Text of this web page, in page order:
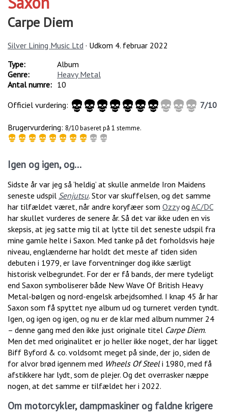
Carpe Diem
Silver Lining Music Ltd · Udkom 4. februar 2022
Type:
Album
Genre:
Heavy Metal
Antal numre: 10
Officiel vurdering:
7/10
Brugervurdering: 8/10 baseret på 1 stemme.
Igen og igen, og...
Sidste år var jeg så ’heldig’ at skulle anmelde Iron Maidens
seneste udspil Senjutsu. Stor var skuffelsen, og det samme
har tilfældet været, når andre koryfæer som Ozzyog AC/DC
har skullet vurderes de senere år. Så det var ikke uden en vis
skepsis, at jeg satte mig til at lytte til det seneste udspil fra
mine gamle helte i Saxon. Med tanke på det forholdsvis høje
niveau, englænderne har holdt det meste af tiden siden
debuten i 1979, er lave forventninger dog ikke særligt
historisk velbegrundet. For der er få bands, der mere tydeligt
end Saxon symboliserer både New Wave Of British Heavy
Metal-bølgen og nord-engelsk arbejdsomhed. I knap 45 år har
Saxon som få spyttet nye album ud og turneret verden tyndt.
Igen, og igen og igen, og nu er de klar med album nummer 24
– denne gang med den ikke just originale titel Carpe Diem.
Men det med originalitet er jo heller ikke noget, der har ligget
Biff Byford & co. voldsomt meget på sinde, der jo, siden de
for alvor brød igennem med Wheels Of Steeli 1980, med få
afstikkere har lydt, som de plejer. Og det overrasker næppe
nogen, at det samme er tilfældet her i 2022.
Om motorcykler, dampmaskiner og faldne krigere